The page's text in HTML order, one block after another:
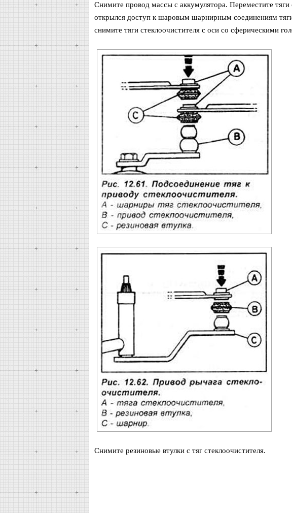
Снимите провод массы с аккумулятора. Переместите тяги
открылся доступ к шаровым шарнирным соединениям
снимите тяги стеклоочистителя с оси со сферическими
Снимите резиновые втулки с тяг стеклоочистителя.